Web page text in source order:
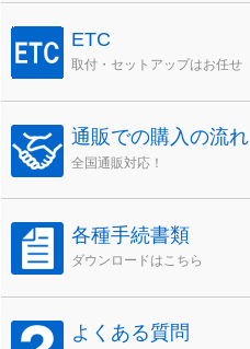
ETC
取付・セットアップはお任せ
通販での購入の流れ
全国通販対応！
各種手続書類
ダウンロードはこちら
よくある質問